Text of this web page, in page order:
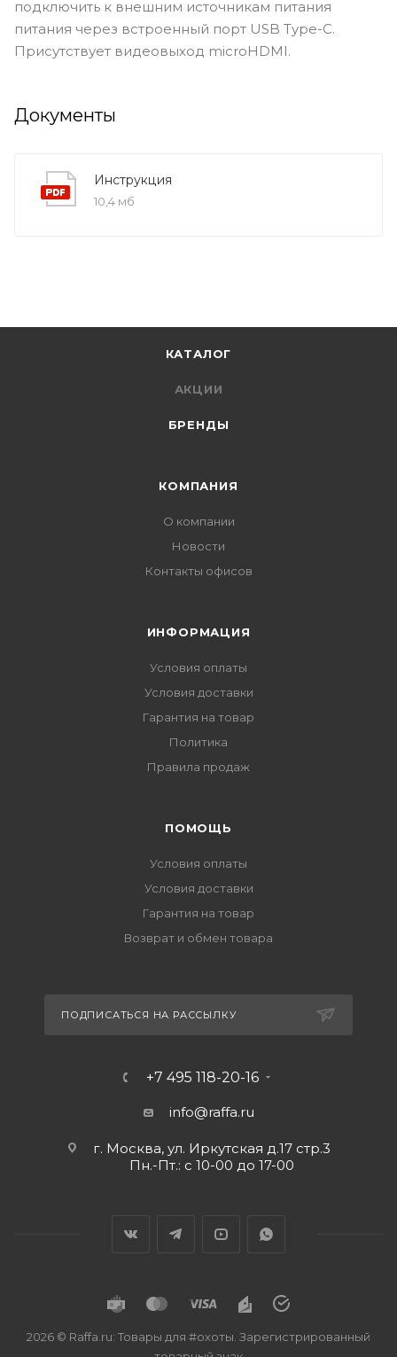
подключить к внешним источникам питания
питания через встроенный порт USB Type-C.
Присутствует видеовыход microHDMI.
Документы
Инструкция
10,4 мб
КАТАЛОГ
АКЦИИ
БРЕНДЫ
КОМПАНИЯ
О компании
Новости
Контакты офисов
ИНФОРМАЦИЯ
Условия оплаты
Условия доставки
Гарантия на товар
Политика
Правила продаж
ПОМОЩЬ
Условия оплаты
Условия доставки
Гарантия на товар
Возврат и обмен товара
ПОДПИСАТЬСЯ НА РАССЫЛКУ
+7 495 118-20-16
info@raffa.ru
г. Москва, ул. Иркутская д.17 стр.3
Пн.-Пт.: с 10-00 до 17-00
2026 © Raffa.ru: Товары для #охоты. Зарегистрированный